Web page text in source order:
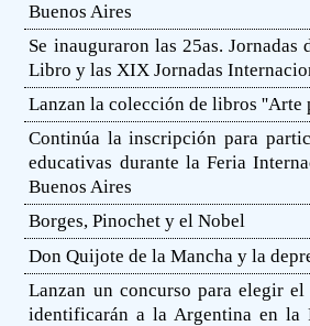
Buenos Aires
Se inauguraron las 25as. Jornadas
Libro y las XIX Jornadas
Lanzan la colección de libros ''Arte
Continúa la inscripción para
educativas durante la Feria
Buenos Aires
Borges, Pinochet y el Nobel
Don Quijote de la Mancha y la
Lanzan un concurso para elegir
identificarán a la Argentina en la